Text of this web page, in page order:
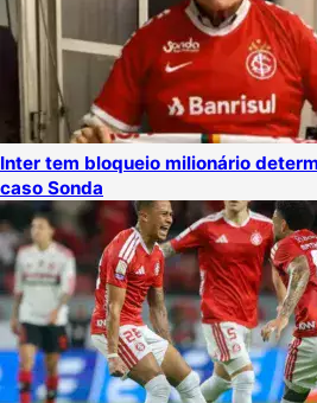
Inter tem bloqueio milionário
caso Sonda